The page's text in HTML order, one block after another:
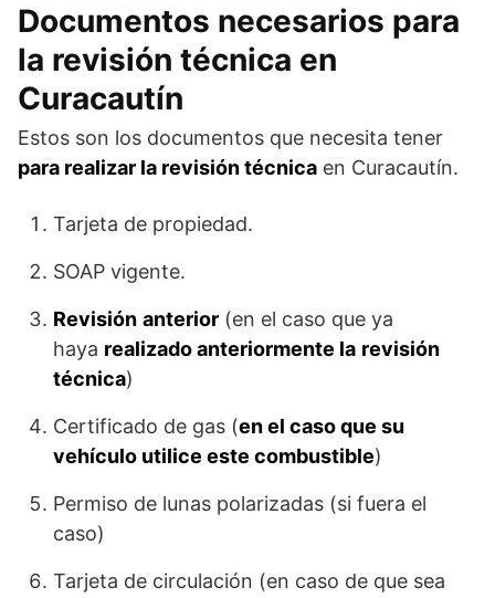
Documentos necesarios para
la revisión técnica en
Curacautín
Estos son los documentos que necesita tener
para realizar la revisión técnica en Curacautín.
Tarjeta de propiedad.
SOAP vigente.
Revisión anterior (en el caso que ya
haya realizado anteriormente la revisión
técnica)
Certificado de gas (en el caso que su
vehículo utilice este combustible)
Permiso de lunas polarizadas (si fuera el
caso)
Tarjeta de circulación (en caso de que sea